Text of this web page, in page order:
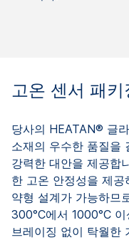
고온 센서 패키
당사의 HEATAN® 글
소재의 우수한 품질을
강력한 대안을 제공합
한 고온 안정성을 제
약형 설계가 가능하므
300°C에서 1000°C
브레이징 없이 탁월한